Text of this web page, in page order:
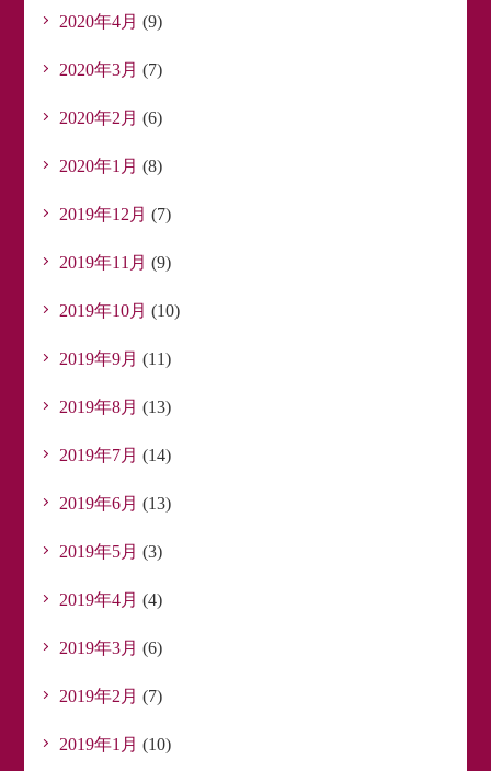
2020年4月 (9)
2020年3月 (7)
2020年2月 (6)
2020年1月 (8)
2019年12月 (7)
2019年11月 (9)
2019年10月 (10)
2019年9月 (11)
2019年8月 (13)
2019年7月 (14)
2019年6月 (13)
2019年5月 (3)
2019年4月 (4)
2019年3月 (6)
2019年2月 (7)
2019年1月 (10)